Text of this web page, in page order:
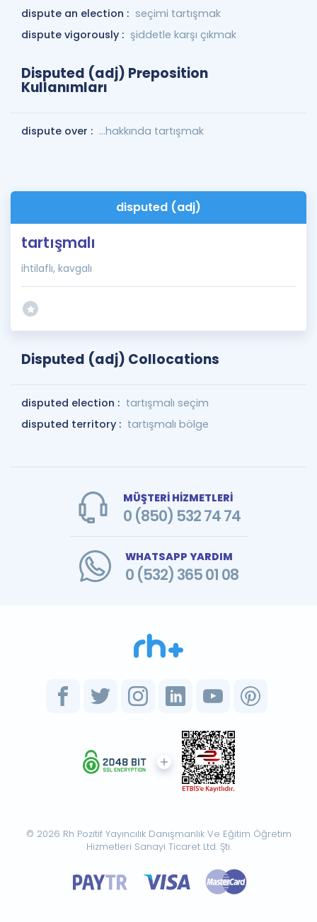
dispute an election : seçimi tartışmak
dispute vigorously : şiddetle karşı çıkmak
Disputed (adj) Preposition
Kullanımları
dispute over : ...hakkında tartışmak
disputed (adj)
tartışmalı
ihtilaflı, kavgalı
Disputed (adj) Collocations
disputed election : tartışmalı seçim
disputed territory : tartışmalı bölge
MÜŞTERİ HİZMETLERİ
0 (850) 532 74 74
WHATSAPP YARDIM
0 (532) 365 01 08
© 2026 Rh Pozitif Yayıncılık Danışmanlık Ve Eğitim Öğretim
Hizmetleri Sanayi Ticaret Ltd. Şti.